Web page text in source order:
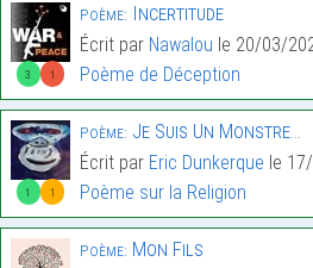
3 1
Poème: Incertitude
Écrit par Nawalou le 20/03/
Poème de Déception
1 1
Poème: Je Suis Un Monstre…
Écrit par Eric Dunkerque le
Poème sur la Religion
Poème: Mon Fils